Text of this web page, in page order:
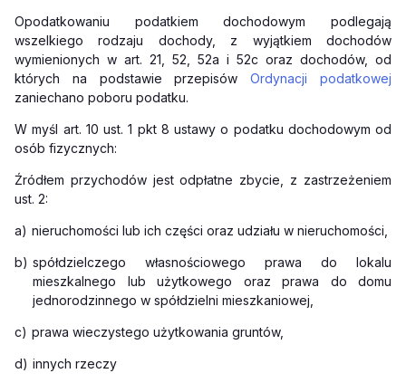
Opodatkowaniu podatkiem dochodowym podlegają
wszelkiego rodzaju dochody, z wyjątkiem dochodów
wymienionych w art. 21, 52, 52a i 52c oraz dochodów, od
których na podstawie przepisówOrdynacji podatkowej
zaniechano poboru podatku.
W myśl art. 10 ust. 1 pkt 8 ustawy o podatku dochodowym od
osób fizycznych:
Źródłem przychodów jest odpłatne zbycie, z zastrzeżeniem
ust. 2:
a) nieruchomości lub ich części oraz udziału w nieruchomości,
b) spółdzielczego własnościowego prawa do lokalu
mieszkalnego lub użytkowego oraz prawa do domu
jednorodzinnego w spółdzielni mieszkaniowej,
c) prawa wieczystego użytkowania gruntów,
d) innych rzeczy